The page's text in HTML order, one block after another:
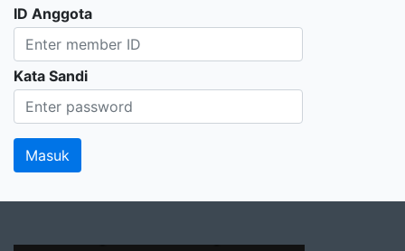
ID Anggota
Kata Sandi